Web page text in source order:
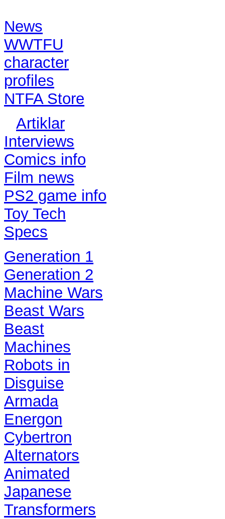
News
WWTFU
character
profiles
NTFA Store
Artiklar
Interviews
Comics info
Film news
PS2 game info
Toy Tech
Specs
Generation 1
Generation 2
Machine Wars
Beast Wars
Beast
Machines
Robots in
Disguise
Armada
Energon
Cybertron
Alternators
Animated
Japanese
Transformers